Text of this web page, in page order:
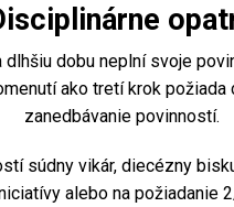
dobu neplní svoje
ako tretí krok
zanedbávanie povinností.
súdny vikár, diecézny
alebo na požiadanie